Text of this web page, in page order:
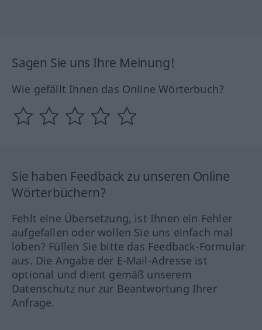
Sagen Sie uns Ihre Meinung!
Wie gefällt Ihnen das Online Wörterbuch?
Sie haben Feedback zu unseren Online
Wörterbüchern?
Fehlt eine Übersetzung, ist Ihnen ein Fehler
aufgefallen oder wollen Sie uns einfach mal
loben? Füllen Sie bitte das Feedback-Formular
aus. Die Angabe der E-Mail-Adresse ist
optional und dient gemäß unserem
Datenschutz nur zur Beantwortung Ihrer
Anfrage.